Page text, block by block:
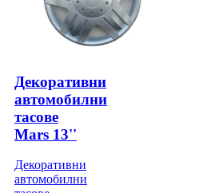
Декоративни
автомобилни
тасове
Mars 13''
Декоративни
автомобилни